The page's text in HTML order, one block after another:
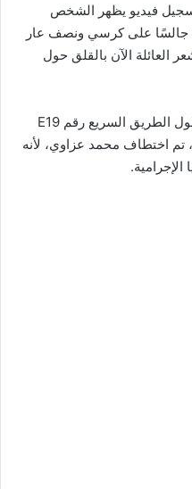
فيديو يظهر الشخص
جالسًا على كرسي ونصف عار
العائلة الآن بالقلق حول
في ساحة الانتظار الموجودة على طول الطريق السريع رقم E19
تم اختطاف محمد عزاوي، لأنه